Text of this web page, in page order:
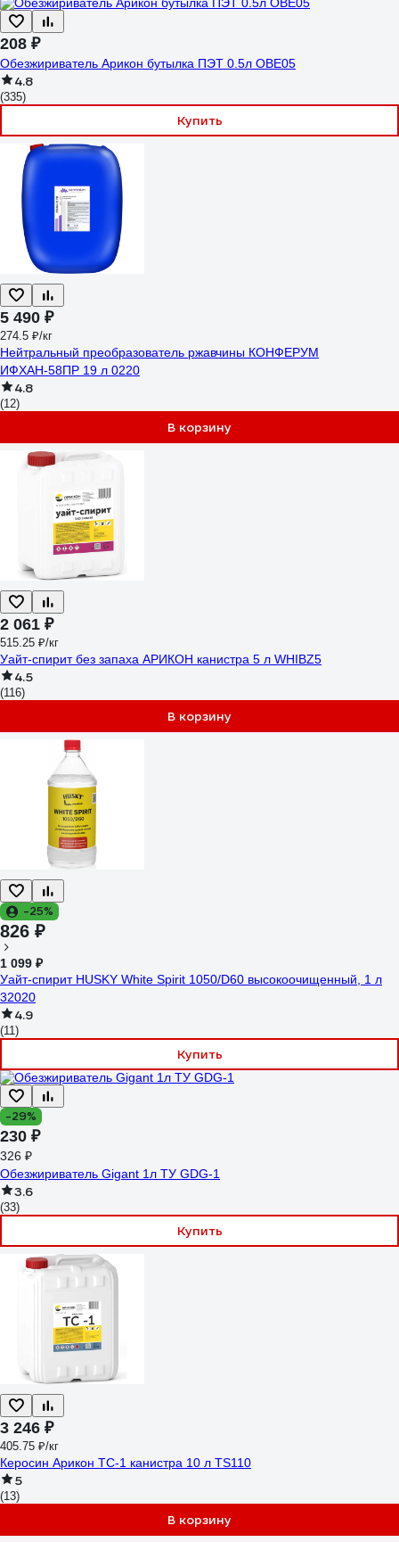
208 ₽
Обезжириватель Арикон бутылка ПЭТ 0.5л OBE05
4.8
(335)
Купить
5 490 ₽
274.5 ₽/кг
Нейтральный преобразователь ржавчины КОНФЕРУМ
ИФХАН-58ПР 19 л 0220
4.8
(12)
В корзину
2 061 ₽
515.25 ₽/кг
Уайт-спирит без запаха АРИКОН канистра 5 л WHIBZ5
4.5
(116)
В корзину
-25%
826 ₽
1 099 ₽
Уайт-спирит HUSKY White Spirit 1050/D60 высокоочищенный, 1 л
32020
4.9
(11)
Купить
-29%
230 ₽
326 ₽
Обезжириватель Gigant 1л ТУ GDG-1
3.6
(33)
Купить
3 246 ₽
405.75 ₽/кг
Керосин Арикон ТС-1 канистра 10 л TS110
5
(13)
В корзину